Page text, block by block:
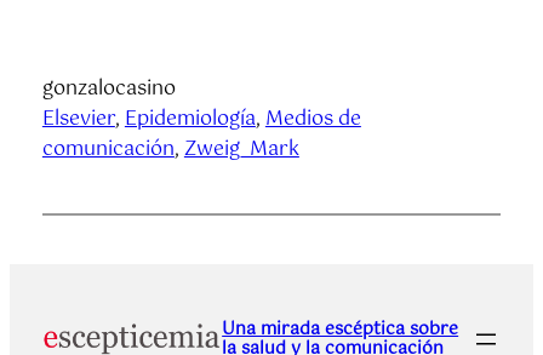
gonzalocasino
Elsevier, Epidemiología, Medios de
comunicación, Zweig_Mark
Una mirada escéptica sobre
la salud y la comunicación